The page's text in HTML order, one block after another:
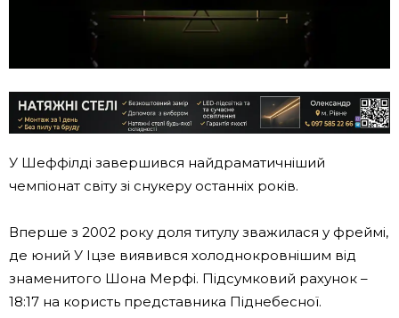
У Шеффілді завершився найдраматичніший
чемпіонат світу зі снукеру останніх років.
Вперше з 2002 року доля титулу зважилася у фреймі,
де юний У Іцзе виявився холоднокровнішим від
знаменитого Шона Мерфі. Підсумковий рахунок –
18:17 на користь представника Піднебесної.